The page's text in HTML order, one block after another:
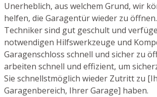
Unerheblich, aus welchem Grund, wir
helfen, die Garagentür wieder zu
Techniker sind gut geschult und
notwendigen Hilfswerkzeuge und
Garagenschloss schnell und sicher zu
arbeiten schnell und effizient, um
Sie schnellstmöglich wieder Zutritt zu
Garagenbereich, Ihrer Garage] haben.